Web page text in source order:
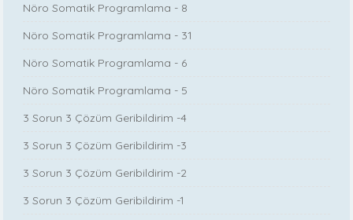
Nöro Somatik Programlama - 8
Nöro Somatik Programlama - 31
Nöro Somatik Programlama - 6
Nöro Somatik Programlama - 5
3 Sorun 3 Çözüm Geribildirim -4
3 Sorun 3 Çözüm Geribildirim -3
3 Sorun 3 Çözüm Geribildirim -2
3 Sorun 3 Çözüm Geribildirim -1